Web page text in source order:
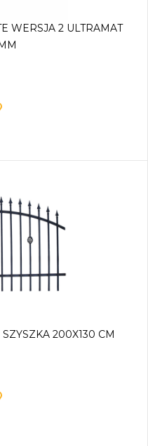
WERSJA 2 ULTRAMAT
200X130 CM